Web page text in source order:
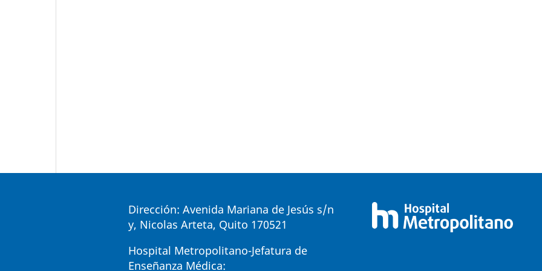
Dirección: Avenida Mariana de Jesús s/n
y, Nicolas Arteta, Quito 170521
Hospital Metropolitano-Jefatura de
Enseñanza Médica: